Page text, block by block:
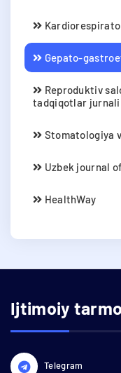
Gepato-
Reproduktiv
tadqiqotlar jurnali
Stomatologiya
Uzbek journal
HealthWay
Ijtimoiy
Telegram